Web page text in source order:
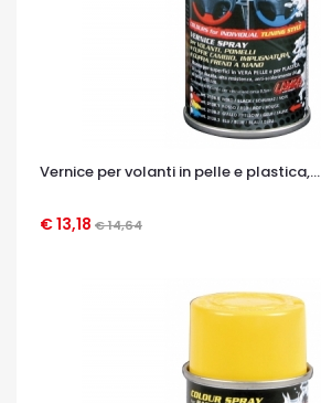
Vernice per volanti in pelle e plastica,...
€ 13,18 € 14,64
OCCHIATA VELOCE